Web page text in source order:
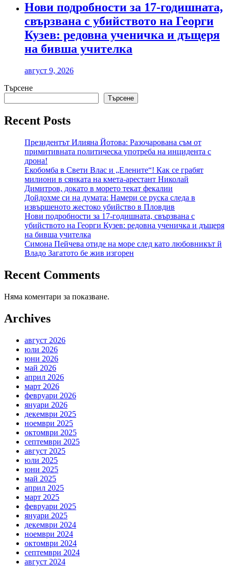
Нови подробности за 17-годишната,
свързвана с убийството на Георги
Кузев: редовна ученичка и дъщеря
на бивша учителка
август 9, 2026
Търсене
Търсене
Recent Posts
Президентът Илияна Йотова: Разочарована съм от
примитивната политическа употреба на инцидента с
дрона!
Екобомба в Свети Влас и „Елените“! Как се грабят
милиони в сянката на кмета-арестант Николай
Димитров, докато в морето текат фекалии
Дойдохме си на думата: Намери се руска следа в
извършеното жестоко убийство в Пловдив
Нови подробности за 17-годишната, свързвана с
убийството на Георги Кузев: редовна ученичка и дъщеря
на бивша учителка
Симона Пейчева отиде на море след като любовникът й
Владо Загатото бе жив изгорен
Recent Comments
Няма коментари за показване.
Archives
август 2026
юли 2026
юни 2026
май 2026
април 2026
март 2026
февруари 2026
януари 2026
декември 2025
ноември 2025
октомври 2025
септември 2025
август 2025
юли 2025
юни 2025
май 2025
април 2025
март 2025
февруари 2025
януари 2025
декември 2024
ноември 2024
октомври 2024
септември 2024
август 2024